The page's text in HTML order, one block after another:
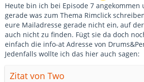
Heute bin ich bei Episode 7 angekommen
gerade was zum Thema Rimclick
eure Mailadresse gerade nicht ein, auf
auch nicht zu finden. Fügt sie da doch
einfach die info-at Adresse von
Jedenfalls wollte ich das hier auch sagen:
Zitat von Two